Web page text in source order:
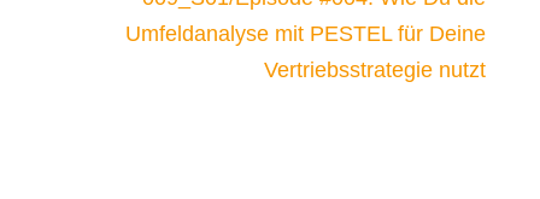
Umfeldanalyse mit PESTEL für Deine
Vertriebsstrategie nutzt